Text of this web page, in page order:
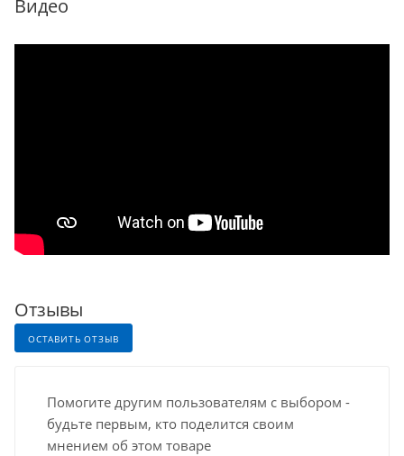
Видео
Отзывы
ОСТАВИТЬ ОТЗЫВ
Помогите другим пользователям с выбором -
будьте первым, кто поделится своим
мнением об этом товаре